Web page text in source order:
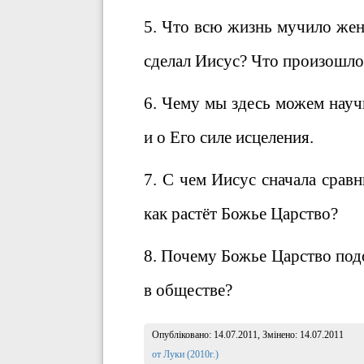
5. Что всю жизнь мучило
сделал Иисус? Что
6. Чему мы здесь можем
и о Его силе исцеления.
7. С чем Иисус сначала
как растёт Божье Царство?
8. Почему Божье Царство
в обществе?
Опубліковано: 14.07.2011, Змінено: 14.07.2011
Розділ:
от Луки (2010г.)